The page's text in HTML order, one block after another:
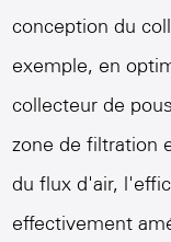
conception du
exemple, en
collecteur de
zone de filtration
du flux d'air,
effectivement